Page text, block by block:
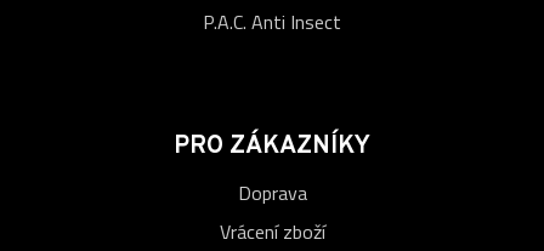
P.A.C. Anti Insect
PRO ZÁKAZNÍKY
Doprava
Vrácení zboží